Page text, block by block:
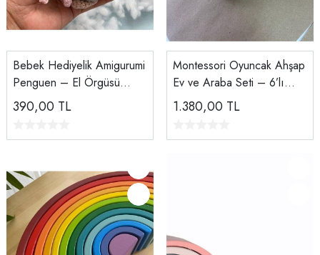
Bebek Hediyelik Amigurumi
Penguen – El Örgüsü
Organik Oyuncak | 9 cm |
El Yapımı ve Doğal Bebek
390,00 TL
Montessori Oyuncak Ahşap
Ev ve Araba Seti – 6’lı
Eğitici Doğal Ahşap
Oyuncak | Tiny Wood
1.380,00 TL